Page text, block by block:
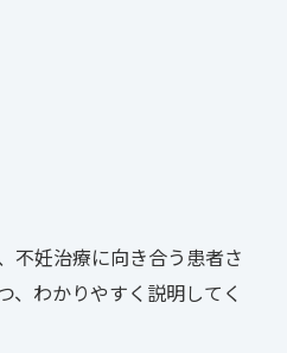
不妊治療に向き合う患者さ
、わかりやすく説明してく